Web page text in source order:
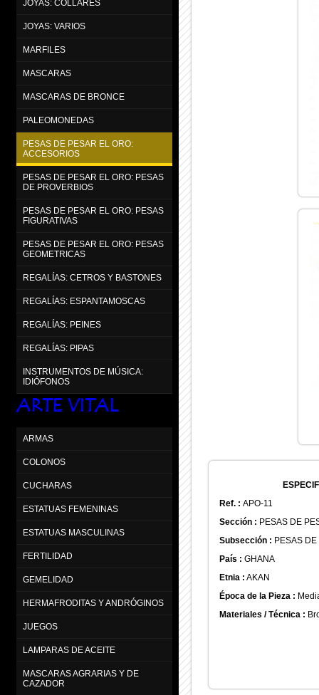
Ref. : APO-11
Sección : PESAS DE
Subsección : PESAS
País : GHANA
Etnia : AKAN
Época de la Pieza :
Materiales / Técnica :
JOYAS: COLLARES
JOYAS: VARIOS
MARFILES
MASCARAS
MASCARAS DE BRONCE
PALEOMONEDAS
PESAS DE PESAR EL ORO:
ACCESORIOS
PESAS DE PESAR EL ORO: PESAS
DE PROVERBIOS
PESAS DE PESAR EL ORO: PESAS
FIGURATIVAS
PESAS DE PESAR EL ORO: PESAS
GEOMETRICAS
REGALÍAS: CETROS Y BASTONES
REGALÍAS: ESPANTAMOSCAS
REGALÍAS: PEINES
REGALÍAS: PIPAS
INSTRUMENTOS DE MÚSICA:
IDIÓFONOS
ARTE VITAL
ARMAS
COLONOS
CUCHARAS
ESTATUAS FEMENINAS
ESTATUAS MASCULINAS
FERTILIDAD
GEMELIDAD
HERMAFRODITAS Y ANDRÓGINOS
JUEGOS
LAMPARAS DE ACEITE
MASCARAS AGRARIAS Y DE
CAZADOR